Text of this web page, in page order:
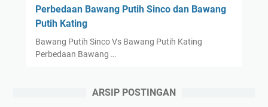
Perbedaan Bawang Putih Sinco dan Bawang
Putih Kating
Bawang Putih Sinco Vs Bawang Putih Kating
Perbedaan Bawang …
ARSIP POSTINGAN